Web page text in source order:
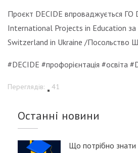
Проєкт DECIDE впроваджується ГО
International Projects in Education за
Switzerland in Ukraine /Посольство
#DECIDE #профорієнтація #освіта
Переглядів: 41
Останні новини
Що потрібно знати